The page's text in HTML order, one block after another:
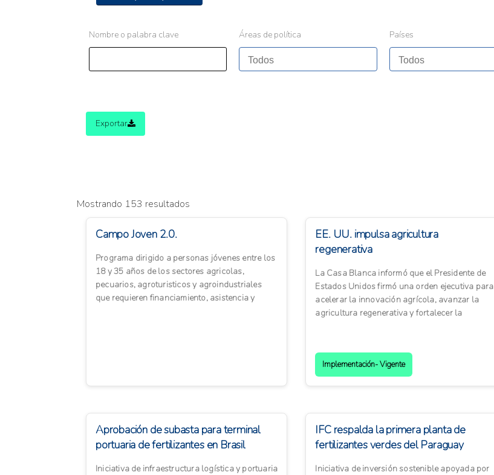
Nombre o palabra clave Áreas de política Países
Exportar
Mostrando 153 resultados
Campo Joven 2.0.
Programa dirigido a personas jóvenes entre los
18 y 35 años de los sectores agricolas,
pecuarios, agroturisticos y agroindustriales
que requieren financiamiento, asistencia y
EE. UU. impulsa agricultura
regenerativa
La Casa Blanca informó que el Presidente de
Estados Unidos firmó una orden ejecutiva para
acelerar la innovación agrícola, avanzar la
agricultura regenerativa y fortalecer la
Implementación- Vigente
Aprobación de subasta para terminal
portuaria de fertilizantes en Brasil
Iniciativa de infraestructura logística y portuaria
IFC respalda la primera planta de
fertilizantes verdes del Paraguay
Iniciativa de inversión sostenible apoyada por